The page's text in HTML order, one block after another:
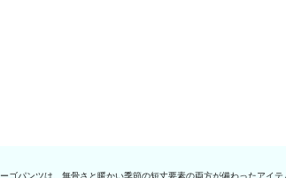
ゴパンツは、無骨さと暖かい季節の短丈要素の両方が備わったアイ